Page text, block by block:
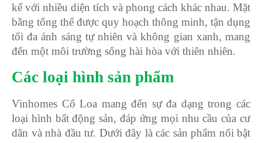
kế với nhiều diện tích và phong cách khác nhau. Mặt
bằng tổng thể được quy hoạch thông minh, tận dụng
tối đa ánh sáng tự nhiên và không gian xanh, mang
đến một môi trường sống hài hòa với thiên nhiên.
Các loại hình sản phẩm
Vinhomes Cổ Loa mang đến sự đa dạng trong các
loại hình bất động sản, đáp ứng mọi nhu cầu của cư
dân và nhà đầu tư. Dưới đây là các sản phẩm nổi bật